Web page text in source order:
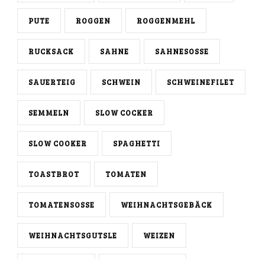
PUTE ROGGEN ROGGENMEHL
RUCKSACK SAHNE SAHNESOSSE
SAUERTEIG SCHWEIN SCHWEINEFILET
SEMMELN SLOW COCKER
SLOW COOKER SPAGHETTI
TOASTBROT TOMATEN
TOMATENSOSSE WEIHNACHTSGEBÄCK
WEIHNACHTSGUTSLE WEIZEN